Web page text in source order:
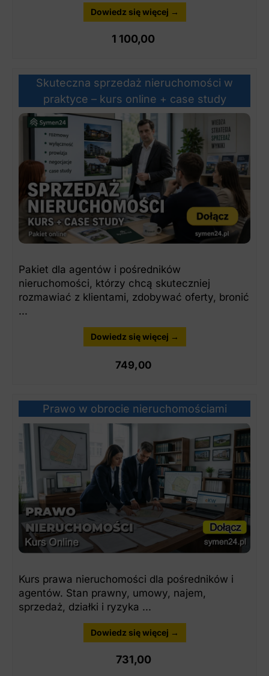
Dowiedz się więcej →
1 100,00
Skuteczna sprzedaż nieruchomości w
praktyce – kurs online + case study
Pakiet dla agentów i pośredników
nieruchomości, którzy chcą skuteczniej
rozmawiać z klientami, zdobywać oferty, bronić
...
Dowiedz się więcej →
749,00
Prawo w obrocie nieruchomościami
Kurs prawa nieruchomości dla pośredników i
agentów. Stan prawny, umowy, najem,
sprzedaż, działki i ryzyka ...
Dowiedz się więcej →
731,00